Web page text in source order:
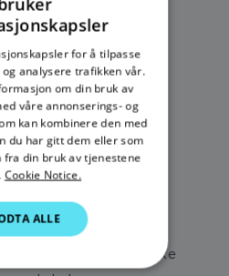
PÅ
KONTROLLSYSTEM
fremtiden for
båtbyggere og tekniske
DANISH
ITALIAN
SWEDISH
GERMAN
SPANISH
for å tilpasse
analysere trafikken vår.
om din bruk av
våre annonserings- og
kan kombinere den med
du har gitt dem eller som
din bruk av tjenestene
Cookie Notice.
ALLE